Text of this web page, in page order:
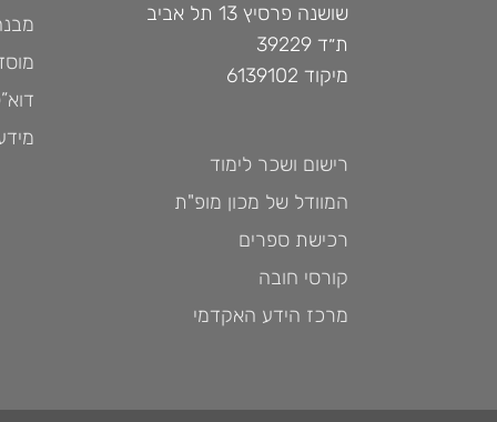
שושנה פרסיץ 13 תל אביב
ת״ד 39229
מיקוד 6139102
רישום ושכר לימוד
המוודל של מכון מופ"ת
רכישת ספרים
קורסי חובה
מרכז הידע האקדמי